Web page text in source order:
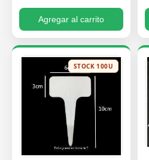
Agregar al carrito
STOCK 100U